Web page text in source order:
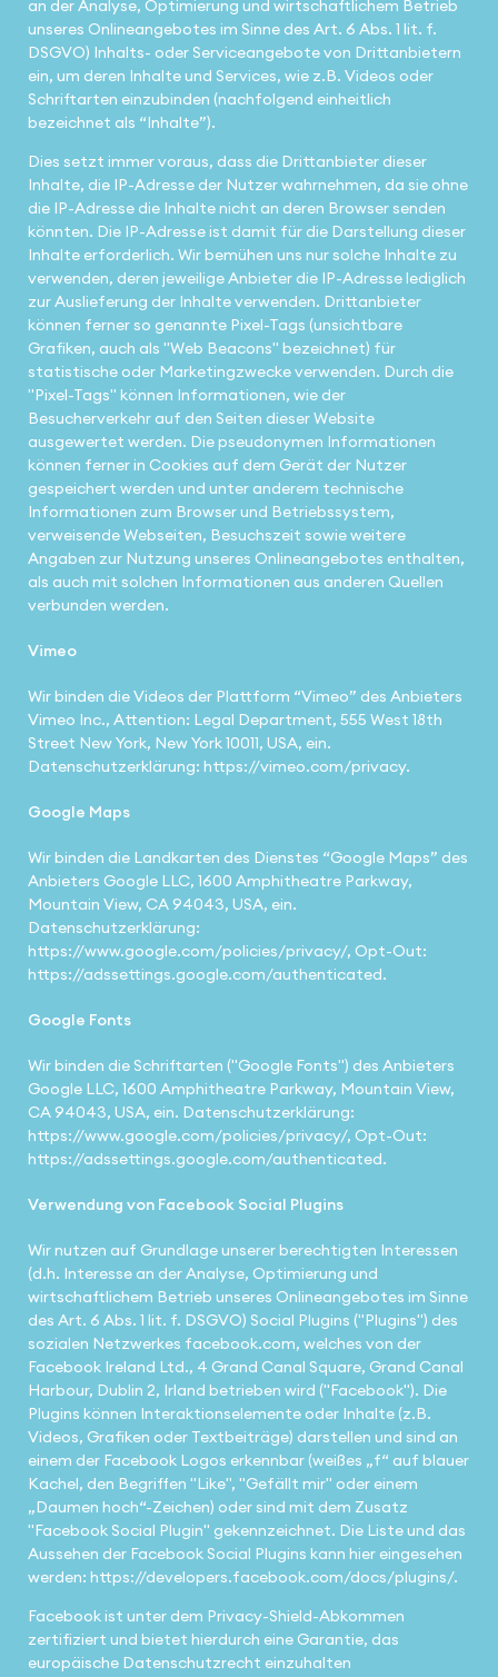
an der Analyse, Optimierung und wirtschaftlichem Betrieb
unseres Onlineangebotes im Sinne des Art. 6 Abs. 1 lit. f.
DSGVO) Inhalts- oder Serviceangebote von Drittanbietern
ein, um deren Inhalte und Services, wie z.B. Videos oder
Schriftarten einzubinden (nachfolgend einheitlich
bezeichnet als “Inhalte”).
Dies setzt immer voraus, dass die Drittanbieter dieser
Inhalte, die IP-Adresse der Nutzer wahrnehmen, da sie ohne
die IP-Adresse die Inhalte nicht an deren Browser senden
könnten. Die IP-Adresse ist damit für die Darstellung dieser
Inhalte erforderlich. Wir bemühen uns nur solche Inhalte zu
verwenden, deren jeweilige Anbieter die IP-Adresse lediglich
zur Auslieferung der Inhalte verwenden. Drittanbieter
können ferner so genannte Pixel-Tags (unsichtbare
Grafiken, auch als "Web Beacons" bezeichnet) für
statistische oder Marketingzwecke verwenden. Durch die
"Pixel-Tags" können Informationen, wie der
Besucherverkehr auf den Seiten dieser Website
ausgewertet werden. Die pseudonymen Informationen
können ferner in Cookies auf dem Gerät der Nutzer
gespeichert werden und unter anderem technische
Informationen zum Browser und Betriebssystem,
verweisende Webseiten, Besuchszeit sowie weitere
Angaben zur Nutzung unseres Onlineangebotes enthalten,
als auch mit solchen Informationen aus anderen Quellen
verbunden werden.
Vimeo
Wir binden die Videos der Plattform “Vimeo” des Anbieters
Vimeo Inc., Attention: Legal Department, 555 West 18th
Street New York, New York 10011, USA, ein.
Datenschutzerklärung: https://vimeo.com/privacy.
Google Maps
Wir binden die Landkarten des Dienstes “Google Maps” des
Anbieters Google LLC, 1600 Amphitheatre Parkway,
Mountain View, CA 94043, USA, ein.
Datenschutzerklärung:
https://www.google.com/policies/privacy/, Opt-Out:
https://adssettings.google.com/authenticated.
Google Fonts
Wir binden die Schriftarten ("Google Fonts") des Anbieters
Google LLC, 1600 Amphitheatre Parkway, Mountain View,
CA 94043, USA, ein. Datenschutzerklärung:
https://www.google.com/policies/privacy/, Opt-Out:
https://adssettings.google.com/authenticated.
Verwendung von Facebook Social Plugins
Wir nutzen auf Grundlage unserer berechtigten Interessen
(d.h. Interesse an der Analyse, Optimierung und
wirtschaftlichem Betrieb unseres Onlineangebotes im Sinne
des Art. 6 Abs. 1 lit. f. DSGVO) Social Plugins ("Plugins") des
sozialen Netzwerkes facebook.com, welches von der
Facebook Ireland Ltd., 4 Grand Canal Square, Grand Canal
Harbour, Dublin 2, Irland betrieben wird ("Facebook"). Die
Plugins können Interaktionselemente oder Inhalte (z.B.
Videos, Grafiken oder Textbeiträge) darstellen und sind an
einem der Facebook Logos erkennbar (weißes „f“ auf blauer
Kachel, den Begriffen "Like", "Gefällt mir" oder einem
„Daumen hoch“-Zeichen) oder sind mit dem Zusatz
"Facebook Social Plugin" gekennzeichnet. Die Liste und das
Aussehen der Facebook Social Plugins kann hier eingesehen
werden: https://developers.facebook.com/docs/plugins/.
Facebook ist unter dem Privacy-Shield-Abkommen
zertifiziert und bietet hierdurch eine Garantie, das
europäische Datenschutzrecht einzuhalten